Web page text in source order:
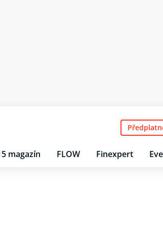
magazín FLOW Finexpert